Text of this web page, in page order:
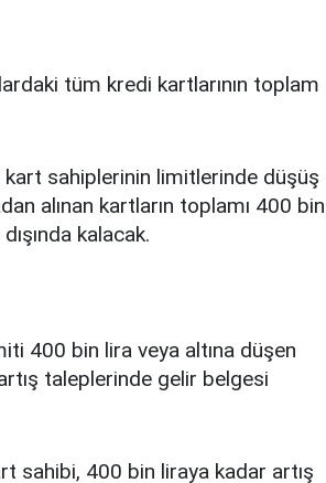
tüm kredi kartlarının toplam
sahiplerinin limitlerinde düşüş
alınan kartların toplamı 400 bin
kalacak.
400 bin lira veya altına düşen
taleplerinde gelir belgesi
sahibi, 400 bin liraya kadar artış